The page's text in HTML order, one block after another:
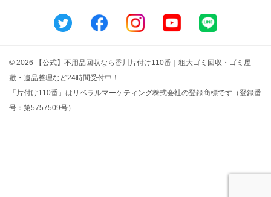
© 2026 【公式】不用品回収なら香川片付け110番｜粗大ゴミ回収・ゴミ屋
敷・遺品整理など24時間受付中！
「片付け110番」はリベラルマーケティング株式会社の登録商標です（登録番
号：第5757509号）